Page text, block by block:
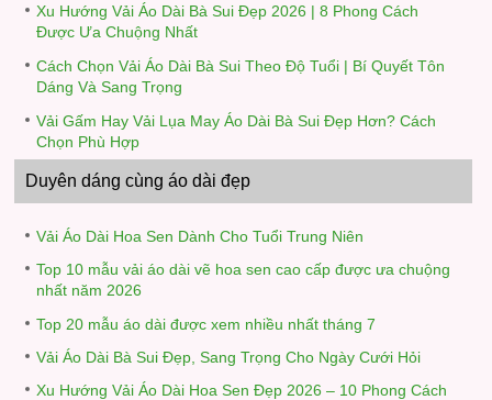
Xu Hướng Vải Áo Dài Bà Sui Đẹp 2026 | 8 Phong Cách
Được Ưa Chuộng Nhất
Cách Chọn Vải Áo Dài Bà Sui Theo Độ Tuổi | Bí Quyết Tôn
Dáng Và Sang Trọng
Vải Gấm Hay Vải Lụa May Áo Dài Bà Sui Đẹp Hơn? Cách
Chọn Phù Hợp
Duyên dáng cùng áo dài đẹp
Vải Áo Dài Hoa Sen Dành Cho Tuổi Trung Niên
Top 10 mẫu vải áo dài vẽ hoa sen cao cấp được ưa chuộng
nhất năm 2026
Top 20 mẫu áo dài được xem nhiều nhất tháng 7
Vải Áo Dài Bà Sui Đẹp, Sang Trọng Cho Ngày Cưới Hỏi
Xu Hướng Vải Áo Dài Hoa Sen Đẹp 2026 – 10 Phong Cách